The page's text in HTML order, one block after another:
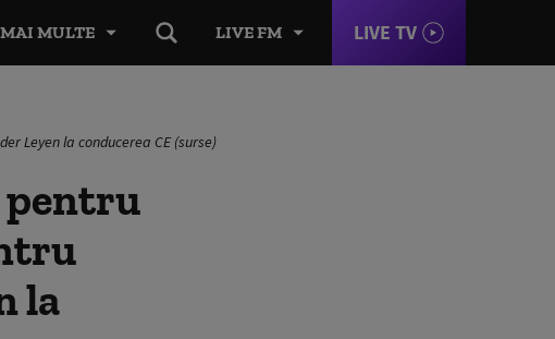
LIVE FM LIVE TV
MAI MULTE
Leyen la conducerea CE (surse)
la